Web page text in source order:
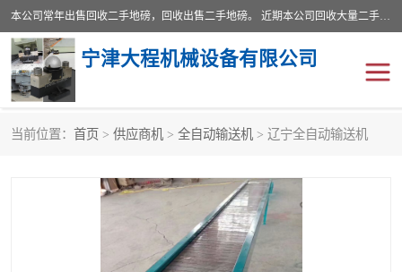
本公司常年出售回收二手地磅，回收出售二手地磅。 近期本公司回收大量二手地磅，型号齐全，宽度从2米到3.5米，长度5米到25米，承重吨位从10到200吨，成色7—9成新。 ? 使用年限6个月至2年，产品来源于个人闲置品，工矿企业停用品，因小换大而来。 精准度和新的一样， 二手地磅是内行人的选择，打个电话就省钱朋友您好等什么
宁津大程机械设备有限公司
当前位置： 首页 > 供应商机 > 全自动输送机 > 辽宁全自动输送机
废纸打包机
食品烘干机